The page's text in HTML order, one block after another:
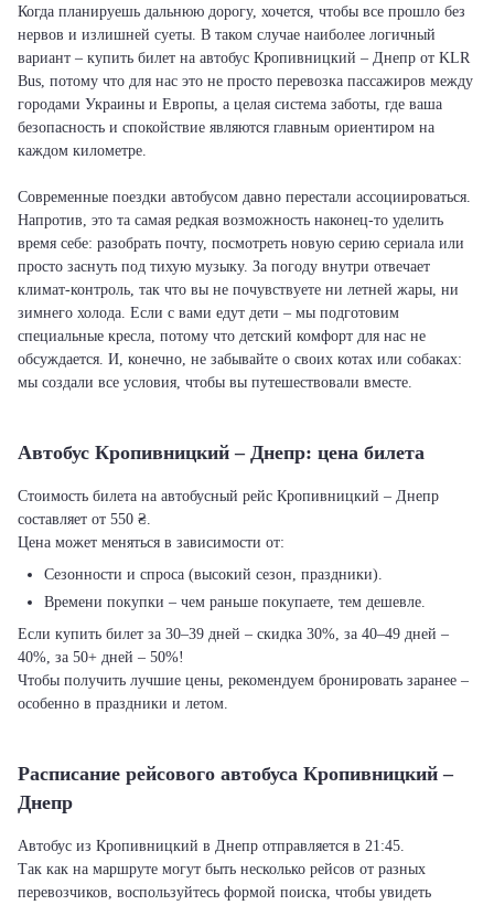
Когда планируешь дальнюю дорогу, хочется, чтобы все прошло без
нервов и излишней суеты. В таком случае наиболее логичный
вариант – купить билет на автобус Кропивницкий – Днепр от KLR
Bus, потому что для нас это не просто перевозка пассажиров между
городами Украины и Европы, а целая система заботы, где ваша
безопасность и спокойствие являются главным ориентиром на
каждом километре.
Современные поездки автобусом давно перестали ассоциироваться.
Напротив, это та самая редкая возможность наконец-то уделить
время себе: разобрать почту, посмотреть новую серию сериала или
просто заснуть под тихую музыку. За погоду внутри отвечает
климат-контроль, так что вы не почувствуете ни летней жары, ни
зимнего холода. Если с вами едут дети – мы подготовим
специальные кресла, потому что детский комфорт для нас не
обсуждается. И, конечно, не забывайте о своих котах или собаках:
мы создали все условия, чтобы вы путешествовали вместе.
Автобус Кропивницкий – Днепр: цена билета
Стоимость билета на автобусный рейс Кропивницкий – Днепр
составляет от 550 ₴.
Цена может меняться в зависимости от:
Сезонности и спроса (высокий сезон, праздники).
Времени покупки – чем раньше покупаете, тем дешевле.
Если купить билет за 30–39 дней – скидка 30%, за 40–49 дней –
40%, за 50+ дней – 50%!
Чтобы получить лучшие цены, рекомендуем бронировать заранее –
особенно в праздники и летом.
Расписание рейсового автобуса Кропивницкий –
Днепр
Автобус из Кропивницкий в Днепр отправляется в 21:45.
Так как на маршруте могут быть несколько рейсов от разных
перевозчиков, воспользуйтесь формой поиска, чтобы увидеть